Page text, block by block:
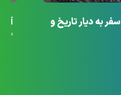
به دیار تاریخ و
۱۴-مهر-۱۴۰۴